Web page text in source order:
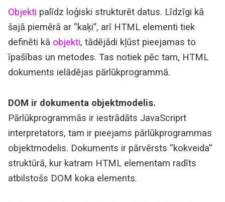
Objekti palīdz loģiski strukturēt datus. Līdzīgi kā
šajā piemērā ar “kaķi”, arī HTML elementi tiek
definēti kā objekti, tādējādi kļūst pieejamas to
īpašības un metodes. Tas notiek pēc tam, HTML
dokuments ielādējas pārlūkprogrammā.
DOM ir dokumenta objektmodelis.
Pārlūkprogrammās ir iestrādāts JavaScriprt
interpretators, tam ir pieejams pārlūkprogrammas
objektmodelis. Dokuments ir pārvērsts “kokveida”
struktūrā, kur katram HTML elementam radīts
atbilstošs DOM koka elements.